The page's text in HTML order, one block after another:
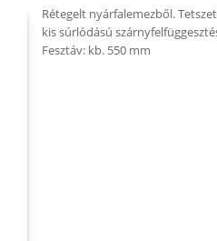
Rétegelt nyárfalemezből.
kis súrlódású
Fesztáv: kb. 550 mm